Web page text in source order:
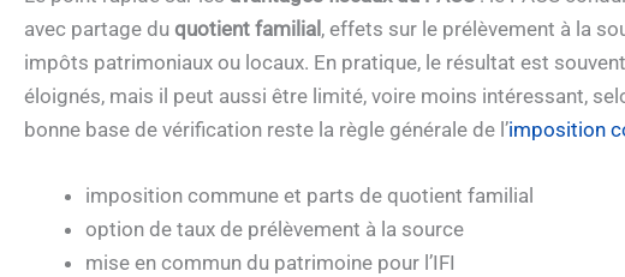
avec partage du quotient familial , effets sur le prélèvement à la
impôts patrimoniaux ou locaux. En pratique, le résultat est
éloignés, mais il peut aussi être limité, voire moins intéressant,
bonne base de vérification reste la règle générale de l’imposition
imposition commune et parts de quotient familial
option de taux de prélèvement à la source
mise en commun du patrimoine pour l’IFI